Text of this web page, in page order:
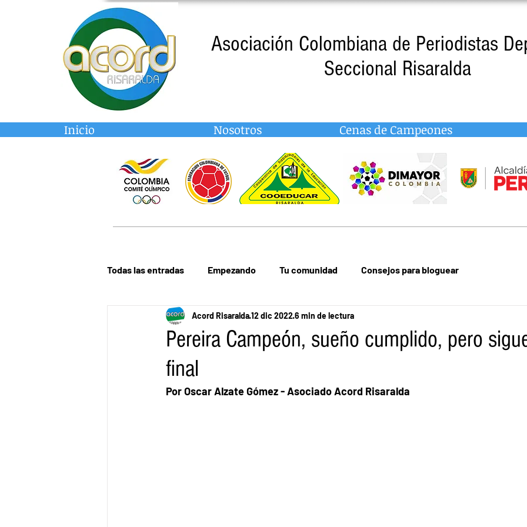
Asociación Colombiana de Periodistas
Seccional Risaralda
Inicio Nosotros Cenas de Campeones
Todas las entradas Empezando Tu comunidad Consejos para bloguear
Pereira Campeón, sueño cumplido, pero
final
Acord Risaralda12 dic 20226 min de lectura
Por Oscar Alzate Gómez - Asociado Acord Risaralda